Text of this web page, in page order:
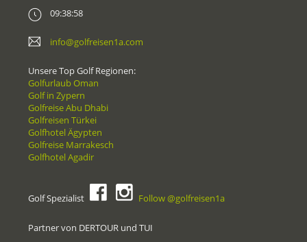
09:38:58
info@golfreisen1a.com
Unsere Top Golf Regionen:
Golfurlaub Oman
Golf in Zypern
Golfreise Abu Dhabi
Golfreisen Türkei
Golfhotel Ägypten
Golfreise Marrakesch
Golfhotel Agadir
Golf Spezialist Follow @golfreisen1a
Partner von DERTOUR und TUI